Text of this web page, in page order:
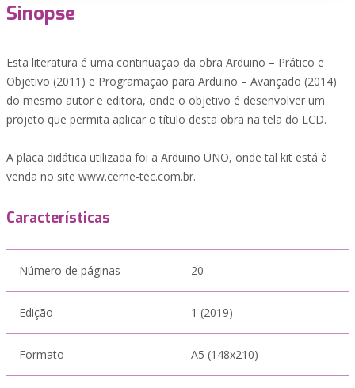
Sinopse
Esta literatura é uma continuação da obra Arduino – Prático e
Objetivo (2011) e Programação para Arduino – Avançado (2014)
do mesmo autor e editora, onde o objetivo é desenvolver um
projeto que permita aplicar o título desta obra na tela do LCD.
A placa didática utilizada foi a Arduino UNO, onde tal kit está à
venda no site www.cerne-tec.com.br.
Características
Número de páginas 20
Edição 1 (2019)
Formato A5 (148x210)